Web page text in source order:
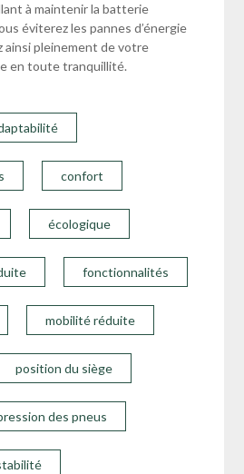
à maintenir la batterie
éviterez les pannes d’énergie
pleinement de votre
en toute tranquillité.
confort
écologique
fonctionnalités
mobilité réduite
position du siège
des pneus